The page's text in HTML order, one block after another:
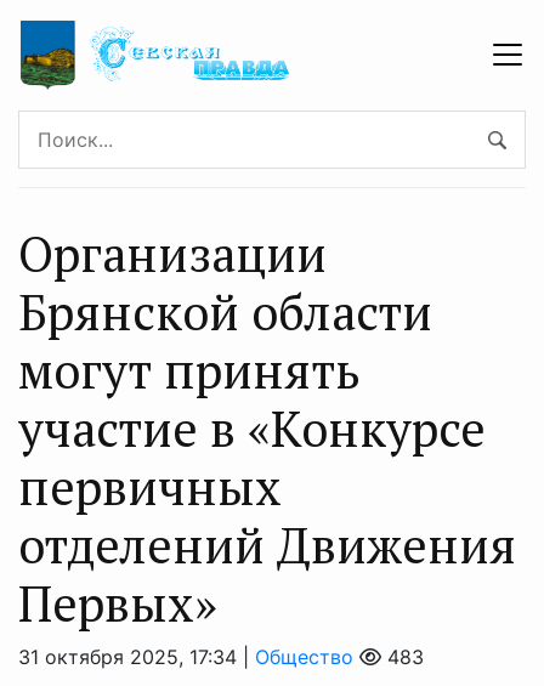
Организации
Брянской области
могут принять
участие в «Конкурсе
первичных
отделений Движения
Первых»
31 октября 2025, 17:34 | Общество 483